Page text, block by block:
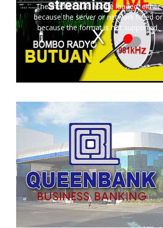
The media could not be loaded, either
because the server or network failed or
because the format is not supported.